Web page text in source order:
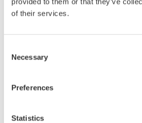
of their services.
Selection
Necessary
Preferences
Statistics
brug wordt aangelegd, bevestigt
Echter wordt de plaatsing van de
verwacht na 2030. Europa is hard
verplichting om walstroom verplicht te
Daarom wordt er niet gewacht met
Daarboven op komt het feit dat het